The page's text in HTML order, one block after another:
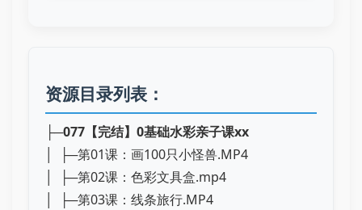
资源目录列表：
├─077【完结】0基础水彩亲子课xx
│ ├─第01课：画100只小怪兽.MP4
│ ├─第02课：色彩文具盒.mp4
│ ├─第03课：线条旅行.MP4